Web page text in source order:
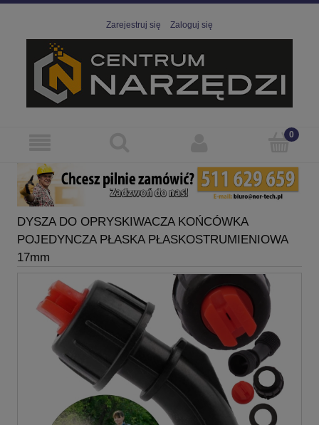
Zarejestruj się Zaloguj się
DYSZA DO OPRYSKIWACZA KOŃCÓWKA
POJEDYNCZA PŁASKA PŁASKOSTRUMIENIOWA
17mm